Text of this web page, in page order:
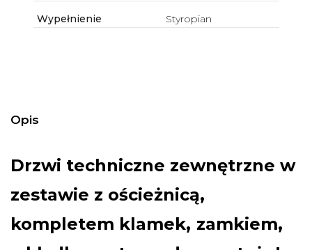
Wypełnienie Styropian
Opis
Drzwi techniczne zewnętrzne w
zestawie z ościeżnicą,
kompletem klamek, zamkiem,